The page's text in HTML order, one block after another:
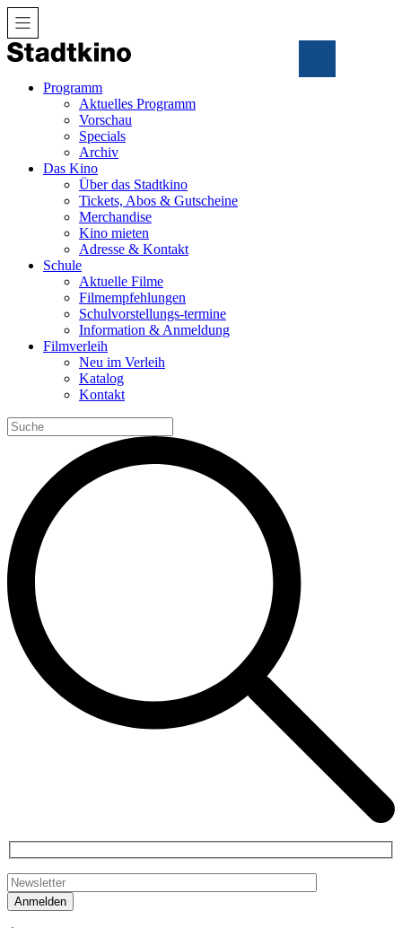
Zum
Inhalt
Programm
Aktuelles Programm
Vorschau
Specials
Archiv
Das Kino
Über das Stadtkino
Tickets, Abos & Gutscheine
Merchandise
Kino mieten
Adresse & Kontakt
Schule
Aktuelle Filme
Filmempfehlungen
Schulvorstellungs-termine
Information & Anmeldung
Filmverleih
Neu im Verleih
Katalog
Kontakt
Search
for: